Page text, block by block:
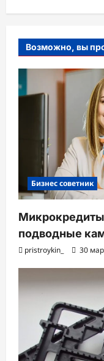
Возможно, вы
Бизнес советник
подводные
pristroykin_ 30